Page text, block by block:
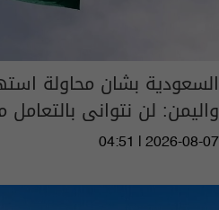
السعودية بشان محاولة
واليمن: لن نتوانى
04:51 | 2026-08-07